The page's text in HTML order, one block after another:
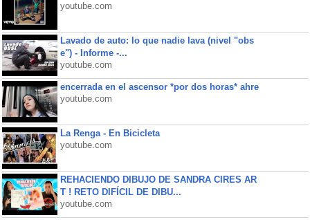
youtube.com
Lavado de auto: lo que nadie lava (nivel "obs
e") - Informe -...
youtube.com
encerrada en el ascensor *por dos horas* ahre
youtube.com
La Renga - En Bicicleta
youtube.com
REHACIENDO DIBUJO DE SANDRA CIRES AR
T ! RETO DIFÍCIL DE DIBU...
youtube.com